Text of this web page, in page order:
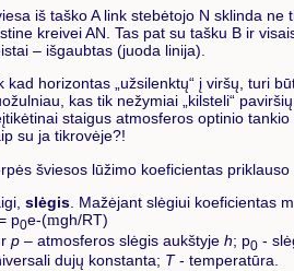
iš taško A link stebėtojo N sklinda ne
kreivei AN. Tas pat su tašku B ir
– išgaubtas (juoda linija).
kad horizontas „užsilenktų“ į viršų, turi
kas tik nežymiai „kilsteli“
staigus atmosferos optinio
su ja tikrovėje?!
šviesos lūžimo koeficientas
slėgis. Mažėjant slėgiui koeficientas
p0e-(mgh/RT)
p– atmosferos slėgis aukštyje h; p0-
dujų konstanta; T- temperatūra.